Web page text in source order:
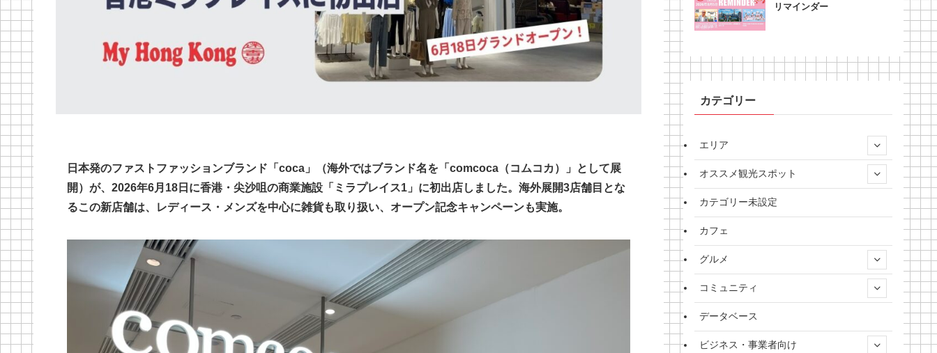
日本発のファストファッションブランド「coca」（海外ではブランド名を「comcoca（コムコカ）」として展
開）が、2026年6月18日に香港・尖沙咀の商業施設「ミラプレイス1」に初出店しました。海外展開3店舗目とな
るこの新店舗は、レディース・メンズを中心に雑貨も取り扱い、オープン記念キャンペーンも実施。
リマインダー
カテゴリー
エリア
オススメ観光スポット
カテゴリー未設定
カフェ
グルメ
コミュニティ
データベース
ビジネス・事業者向け